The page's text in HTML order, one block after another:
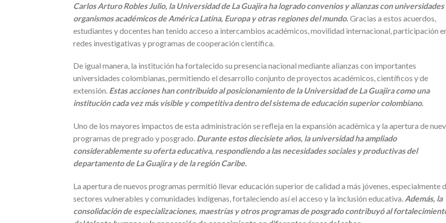
Carlos Arturo Robles Julio, la Universidad de La Guajira ha logrado convenios y alianzas con universidades
organismos académicos de América Latina, Europa y otras regiones del mundo. Gracias a estos acuerdos,
estudiantes y docentes han tenido acceso a intercambios académicos, movilidad internacional, participación
redes investigativas y programas de cooperación científica.
De igual manera, la institución ha fortalecido su presencia nacional mediante alianzas con importantes
universidades colombianas, permitiendo el desarrollo conjunto de proyectos académicos, científicos y de
extensión. Estas acciones han contribuido al posicionamiento de la Universidad de La Guajira como una
institución cada vez más visible y competitiva dentro del sistema de educación superior colombiano.
Uno de los mayores impactos de esta administración se refleja en la expansión académica y la apertura de
programas de pregrado y posgrado. Durante estos diecisiete años, la universidad ha ampliado
considerablemente su oferta educativa, respondiendo a las necesidades sociales y productivas del
departamento de La Guajira y de la región Caribe.
La apertura de nuevos programas permitió llevar educación superior de calidad a más jóvenes, especialmente
sectores vulnerables y comunidades indígenas, fortaleciendo así el acceso y la inclusión educativa. Además, la
consolidación de especializaciones, maestrías y otros programas de posgrado contribuyó al